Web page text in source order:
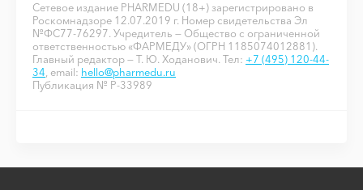
Сетевое издание PHARMEDU (18+) зарегистрировано в
Роскомнадзоре 12.07.2019 г. Номер свидетельства Эл
№ФС77-76297. Учредитель — Общество с ограниченной
ответственностью «ФАРМЕДУ» (ОГРН 1185074012881).
Главный редактор — Т. Ю. Ходанович. Тел: +7 (495) 120-44-
34 , email: hello@pharmedu.ru
Публикация № P-33989